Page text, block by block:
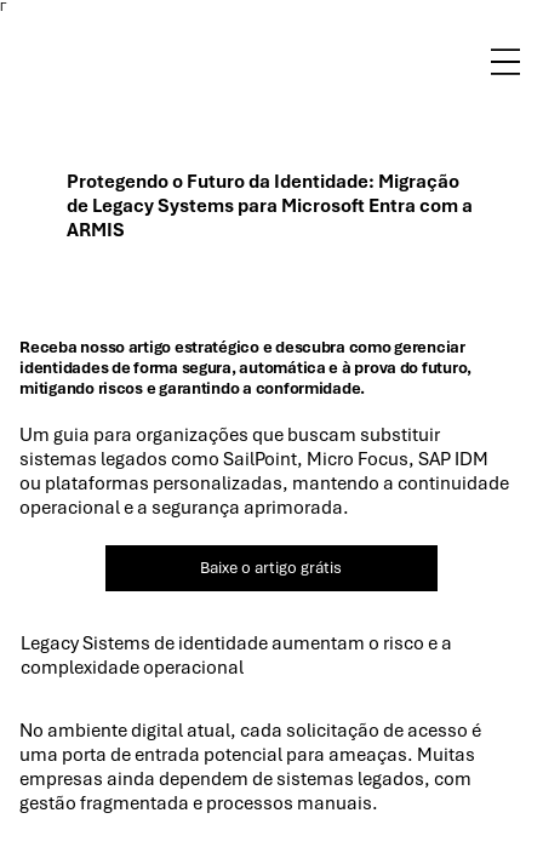
Γ
Protegendo o Futuro da Identidade: Migração
de Legacy Systems para Microsoft Entra com a
ARMIS
Receba nosso artigo estratégico e descubra como gerenciar
identidades de forma segura, automática e à prova do futuro,
mitigando riscos e garantindo a conformidade.
Um guia para organizações que buscam substituir
sistemas legados como SailPoint, Micro Focus, SAP IDM
ou plataformas personalizadas, mantendo a continuidade
operacional e a segurança aprimorada.
Baixe o artigo grátis
Legacy Sistems de identidade aumentam o risco e a
complexidade operacional
No ambiente digital atual, cada solicitação de acesso é
uma porta de entrada potencial para ameaças. Muitas
empresas ainda dependem de sistemas legados, com
gestão fragmentada e processos manuais.